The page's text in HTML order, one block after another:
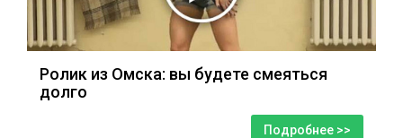
Ролик из Омска: вы будете смеяться
долго
Подробнее >>